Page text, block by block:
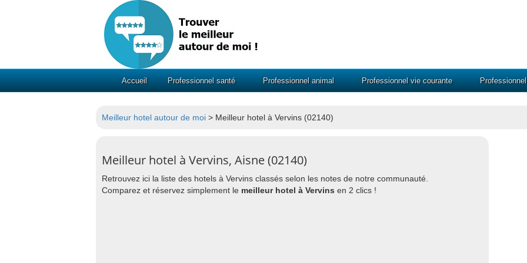
Accueil Professionnel santé Professionnel animal Professionnel vie courante
Meilleur hotel autour de moi > Meilleur hotel à Vervins (02140)
Meilleur hotel à Vervins, Aisne (02140)
Retrouvez ici la liste des hotels à Vervins classés selon les notes de notre communauté.
Comparez et réservez simplement le meilleur hotel à Vervins en 2 clics !